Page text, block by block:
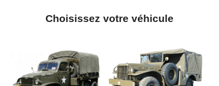
Choisissez votre véhicule